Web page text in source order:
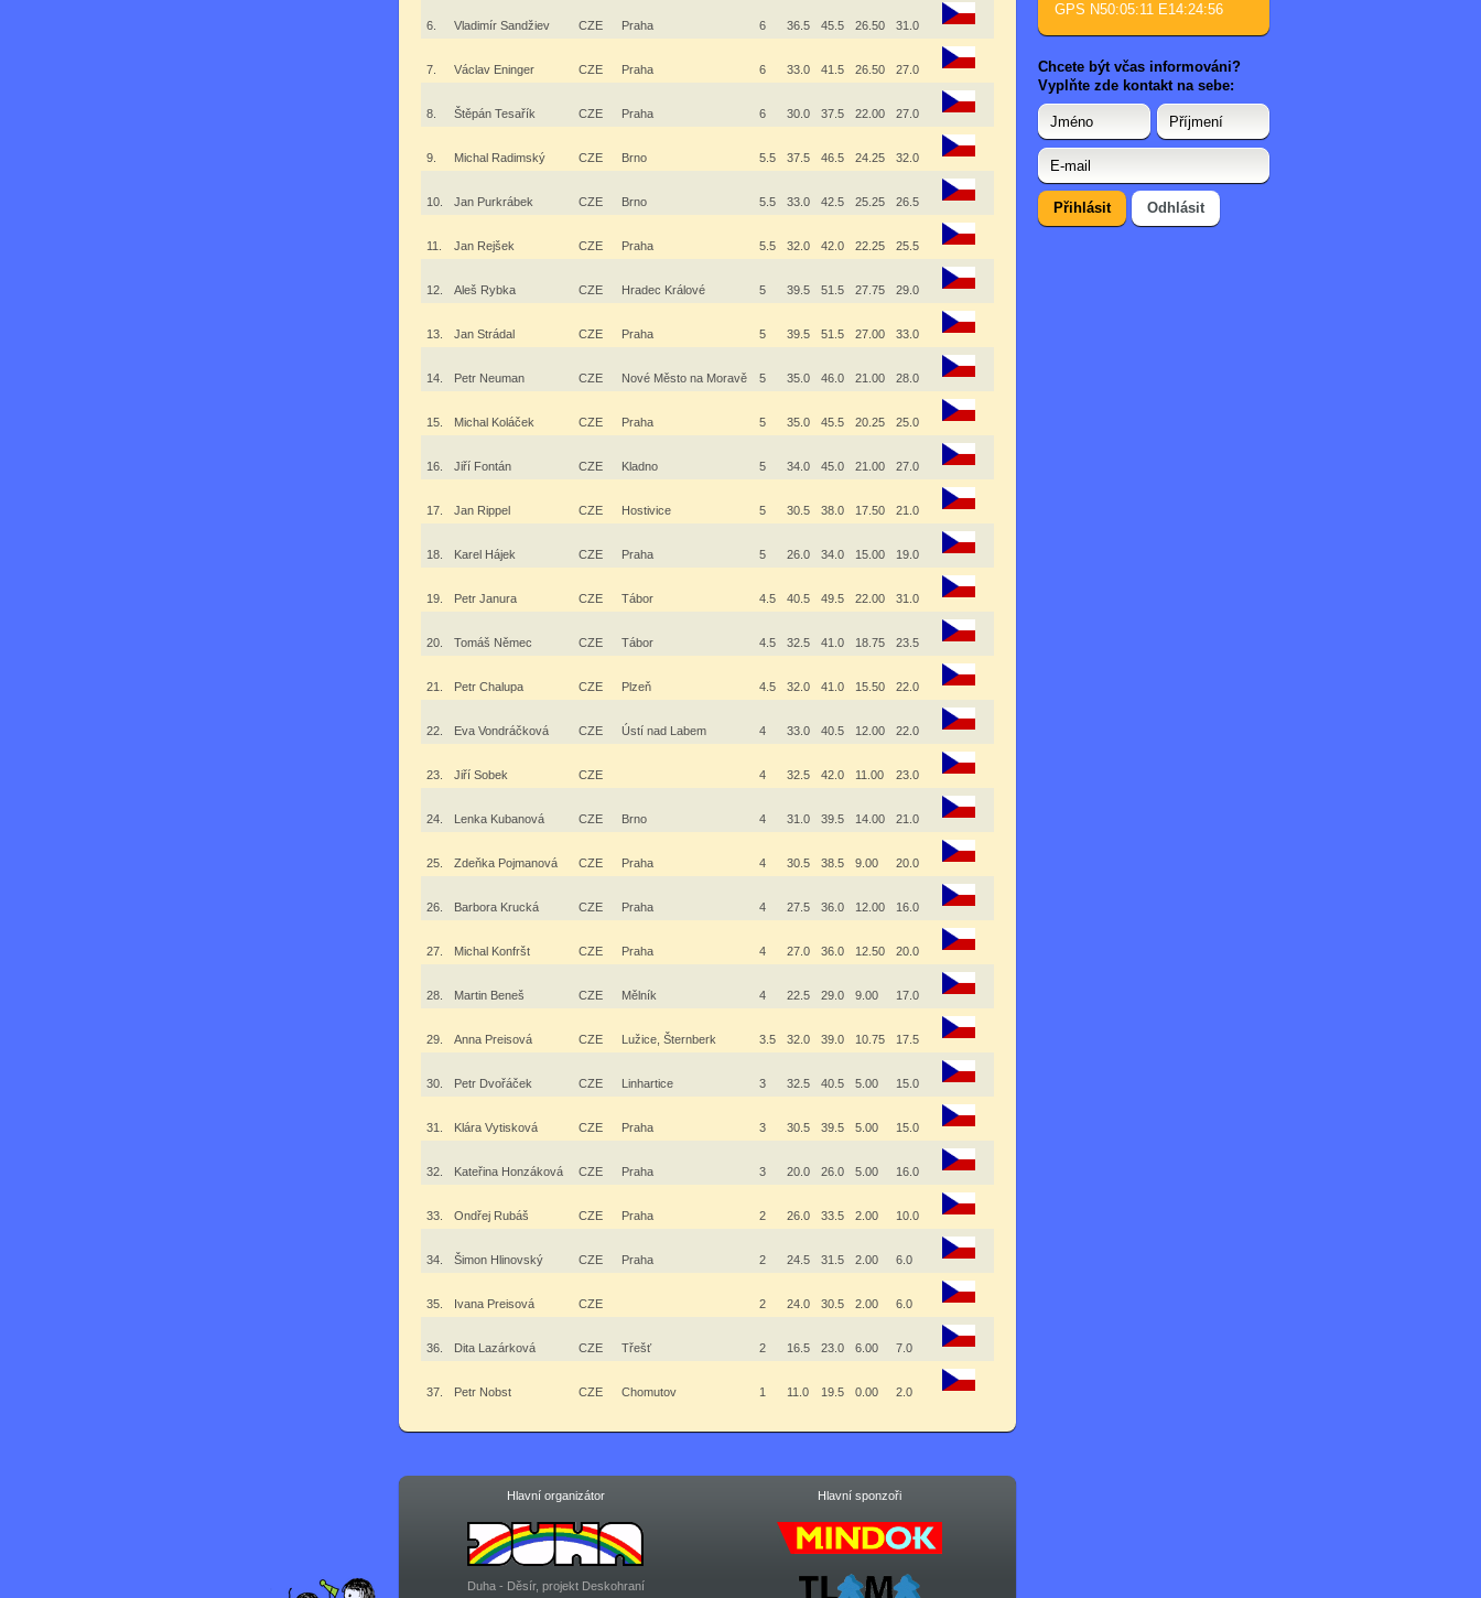
6. Vladimír Sandžiev CZE Praha 6 36.5 45.5 26.50 31.0
7. Václav Eninger CZE Praha 6 33.0 41.5 26.50 27.0
8. Štěpán Tesařík CZE Praha 6 30.0 37.5 22.00 27.0
9. Michal Radimský CZE Brno 5.5 37.5 46.5 24.25 32.0
10. Jan Purkrábek CZE Brno 5.5 33.0 42.5 25.25 26.5
11. Jan Rejšek CZE Praha 5.5 32.0 42.0 22.25 25.5
12. Aleš Rybka CZE Hradec Králové 5 39.5 51.5 27.75 29.0
13. Jan Strádal CZE Praha 5 39.5 51.5 27.00 33.0
14. Petr Neuman CZE Nové Město na Moravě 5 35.0 46.0 21.00 28.0
15. Michal Koláček CZE Praha 5 35.0 45.5 20.25 25.0
16. Jiří Fontán CZE Kladno 5 34.0 45.0 21.00 27.0
17. Jan Rippel CZE Hostivice 5 30.5 38.0 17.50 21.0
18. Karel Hájek CZE Praha 5 26.0 34.0 15.00 19.0
19. Petr Janura CZE Tábor 4.5 40.5 49.5 22.00 31.0
20. Tomáš Němec CZE Tábor 4.5 32.5 41.0 18.75 23.5
21. Petr Chalupa CZE Plzeň 4.5 32.0 41.0 15.50 22.0
22. Eva Vondráčková CZE Ústí nad Labem 4 33.0 40.5 12.00 22.0
23. Jiří Sobek CZE 4 32.5 42.0 11.00 23.0
24. Lenka Kubanová CZE Brno 4 31.0 39.5 14.00 21.0
25. Zdeňka Pojmanová CZE Praha 4 30.5 38.5 9.00 20.0
26. Barbora Krucká CZE Praha 4 27.5 36.0 12.00 16.0
27. Michal Konfršt CZE Praha 4 27.0 36.0 12.50 20.0
28. Martin Beneš CZE Mělník 4 22.5 29.0 9.00 17.0
29. Anna Preisová CZE Lužice, Šternberk 3.5 32.0 39.0 10.75 17.5
30. Petr Dvořáček CZE Linhartice 3 32.5 40.5 5.00 15.0
31. Klára Vytisková CZE Praha 3 30.5 39.5 5.00 15.0
32. Kateřina Honzáková CZE Praha 3 20.0 26.0 5.00 16.0
33. Ondřej Rubáš CZE Praha 2 26.0 33.5 2.00 10.0
34. Šimon Hlinovský CZE Praha 2 24.5 31.5 2.00 6.0
35. Ivana Preisová CZE 2 24.0 30.5 2.00 6.0
36. Dita Lazárková CZE Třešť 2 16.5 23.0 6.00 7.0
37. Petr Nobst CZE Chomutov 1 11.0 19.5 0.00 2.0
Hlavní organizátor Hlavní sponzoři
Duha - Děsír, projekt Deskohraní
GPS N50:05:11 E14:24:56
Chcete být včas informováni?
Vyplňte zde kontakt na sebe: